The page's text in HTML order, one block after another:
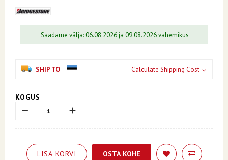
Saadame välja: 06.08.2026 ja 09.08.2026 vahemikus
SHIP TO Calculate Shipping Cost
KOGUS
LISA KORVI OSTA KOHE